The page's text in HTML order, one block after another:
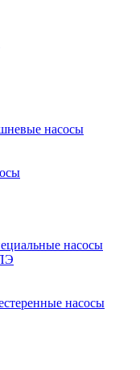
насосы
насосы
насосы